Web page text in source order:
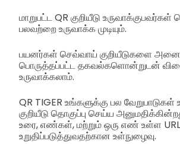
மாறுபட்ட QR குறியீடு உருவாக்குபவர்கள்
பலவற்றை உருவாக்க முடியும்.
பயனர்கள் செவ்வாய் குறியீடுகளை
பொருத்தப்பட்ட தகவல்களொன்றுடன்
உருவாக்கலாம்.
QR TIGER உங்களுக்கு பல
குறியீடு தொகுப்பு செய்ய
உரை, எண்கள், மற்றும் ஒரு எண் உள்ள URL
உறுதிப்படுத்துவதற்கான உள்நுழைவு.